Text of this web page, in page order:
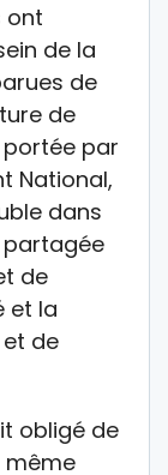
ont
de la
de
de
par
National,
dans
partagée
de
et la
de
obligé de
même